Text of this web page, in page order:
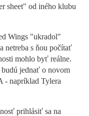
sheet" od iného klubu
Wings "ukradol"
netreba s ňou počítať
mohlo byť reálne.
jednať o novom
- napríklad Tylera
prihlásiť sa na